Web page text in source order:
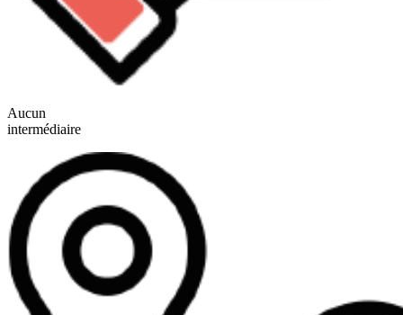
Aucun
intermédiaire